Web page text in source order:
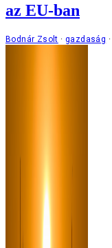
az EU-ban
Bodnár Zsolt gazdaság